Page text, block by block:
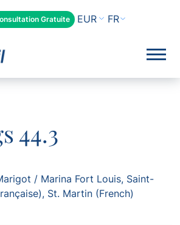
Gratuite FR
44.3
/ Marina Fort Louis, Saint-
St. Martin (French)